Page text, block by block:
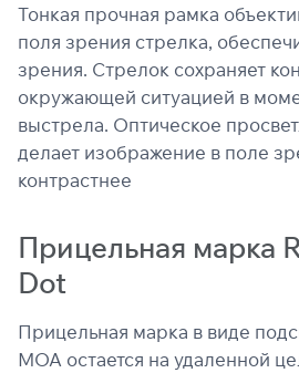
Тонкая прочная рамка
поля зрения стрелка,
зрения. Стрелок сохраняет
окружающей ситуацией в
выстрела. Оптическое
делает изображение в поле
контрастнее
Прицельная марка
Dot
Прицельная марка в виде
МОА остается на удаленной
раз в